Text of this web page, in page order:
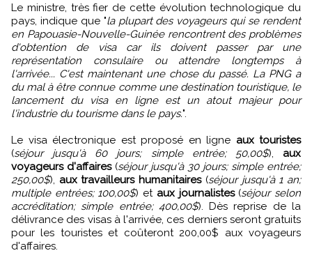
Le ministre, très fier de cette évolution technologique du
pays, indique que "la plupart des voyageurs qui se rendent
en Papouasie-Nouvelle-Guinée rencontrent des problèmes
d'obtention de visa car ils doivent passer par une
représentation consulaire ou attendre longtemps à
l'arrivée... C'est maintenant une chose du passé. La PNG a
du mal à être connue comme une destination touristique, le
lancement du visa en ligne est un atout majeur pour
l'industrie du tourisme dans le pays.".
Le visa électronique est proposé en ligne aux touristes
(séjour jusqu'à 60 jours; simple entrée; 50,00$), aux
voyageurs d'affaires(séjour jusqu'à 30 jours; simple entrée;
250,00$), aux travailleurs humanitaires(séjour jusqu'à 1 an;
multiple entrées; 100,00$) et aux journalistes(séjour selon
accréditation; simple entrée; 400,00$). Dès reprise de la
délivrance des visas à l'arrivée, ces derniers seront gratuits
pour les touristes et coûteront 200,00$ aux voyageurs
d'affaires.